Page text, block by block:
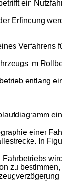
ein
Erfindung
Verfahrens
im
entlang
einer
In
zu